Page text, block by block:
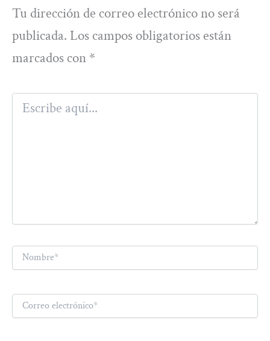
Tu dirección de correo electrónico no será
publicada. Los campos obligatorios están
marcados con *
aquí...
Nombre*
Correo
electrónico*